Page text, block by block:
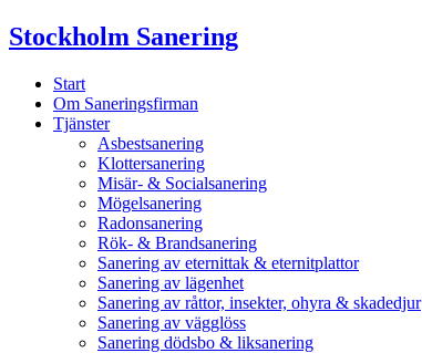
Skip
to
Stockholm Sanering
Start
Om Saneringsfirman
Tjänster
Asbestsanering
Klottersanering
Misär- & Socialsanering
Mögelsanering
Radonsanering
Rök- & Brandsanering
Sanering av eternittak & eternitplattor
Sanering av lägenhet
Sanering av råttor, insekter, ohyra & skadedjur
Sanering av vägglöss
Sanering dödsbo & liksanering